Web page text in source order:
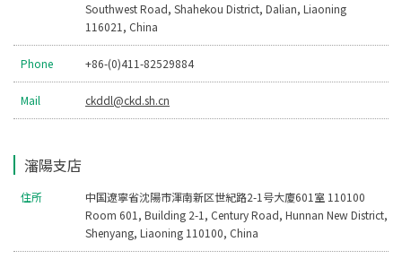
Southwest Road, Shahekou District, Dalian, Liaoning
116021, China
Phone +86-(0)411-82529884
Mail ckddl@ckd.sh.cn
瀋陽支店
住所
中国遼寧省沈陽市渾南新区世紀路2-1号大廈601室 110100
Room 601, Building 2-1, Century Road, Hunnan New District,
Shenyang, Liaoning 110100, China